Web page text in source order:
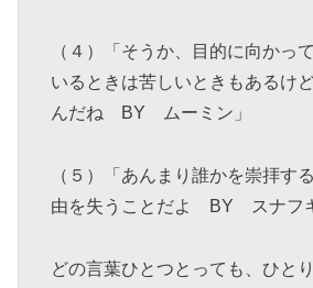
（４）「そうか、目的に向かっ
いるときは苦しいときもあるけ
んだね BY ムーミン」
（５）「あんまり誰かを崇拝す
由を失うことだよ BY スナフ
どの言葉ひとつとっても、ひと